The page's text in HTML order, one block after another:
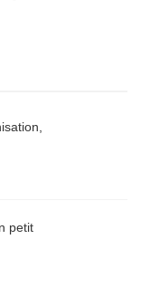
petit